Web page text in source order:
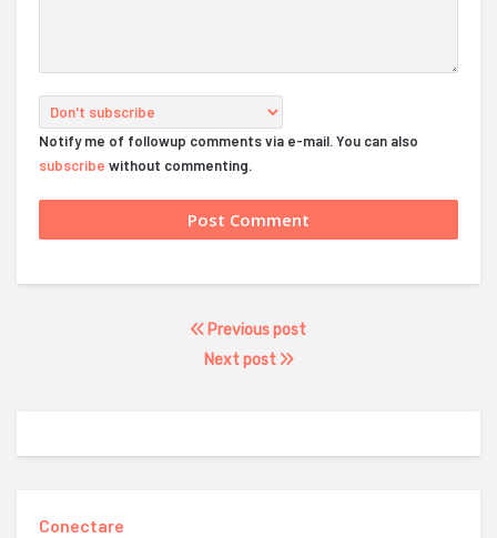
Notify me of followup comments via e-mail. You can also
subscribe without commenting.
Previous post
Next post
Conectare